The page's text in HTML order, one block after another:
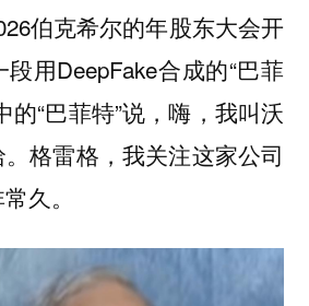
伯克希尔的年股东大会开
用DeepFake合成的“巴菲
的“巴菲特”说，嗨，我叫沃
格雷格，我关注这家公司
久。